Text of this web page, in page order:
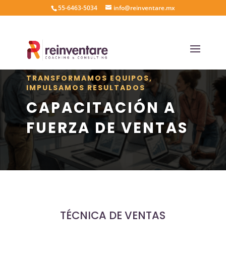
55-6463-5034 info@reinventare.mx
TRANSFORMAMOS EQUIPOS,
IMPULSAMOS RESULTADOS
CAPACITACIÓN A
FUERZA DE VENTAS
TÉCNICA DE VENTAS